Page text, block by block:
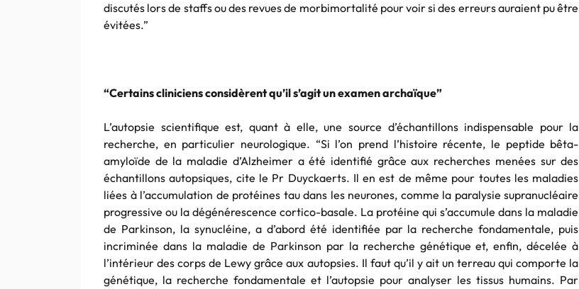
discutés lors de staffs ou des revues de morbimortalité pour voir si des erreurs auraient pu être
évitées.”
“Certains cliniciens considèrent qu’il s’agit un examen archaïque”
L’autopsie scientifique est, quant à elle, une source d’échantillons indispensable pour la
recherche, en particulier neurologique. “Si l’on prend l’histoire récente, le peptide bêta-
amyloïde de la maladie d’Alzheimer a été identifié grâce aux recherches menées sur des
échantillons autopsiques, cite le Pr Duyckaerts. Il en est de même pour toutes les maladies
liées à l’accumulation de protéines tau dans les neurones, comme la paralysie supranucléaire
progressive ou la dégénérescence cortico-basale. La protéine qui s’accumule dans la maladie
de Parkinson, la synucléine, a d’abord été identifiée par la recherche fondamentale, puis
incriminée dans la maladie de Parkinson par la recherche génétique et, enfin, décelée à
l’intérieur des corps de Lewy grâce aux autopsies. Il faut qu’il y ait un terreau qui comporte la
génétique, la recherche fondamentale et l’autopsie pour analyser les tissus humains. Par